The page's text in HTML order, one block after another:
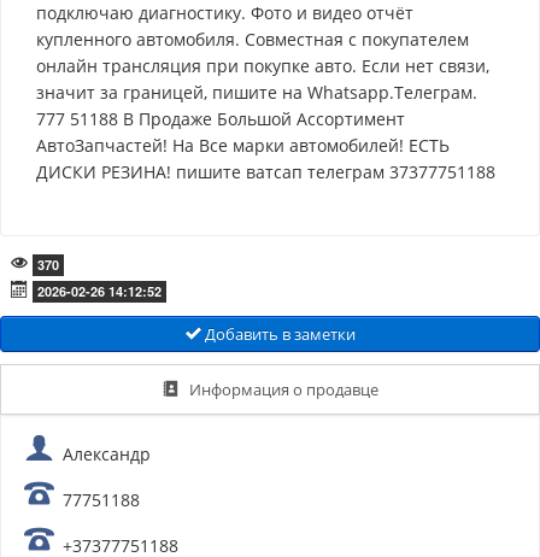
подключаю диагностику. Фото и видео отчёт
купленного автомобиля. Совместная с покупателем
онлайн трансляция при покупке авто. Если нет связи,
значит за границей, пишите на Whatsapp.Телеграм.
777 51188 В Продаже Большой Ассортимент
АвтоЗапчастей! На Все марки автомобилей! ЕСТЬ
ДИСКИ РЕЗИНА! пишите ватсап телеграм 37377751188
370
2026-02-26 14:12:52
Добавить в заметки
Информация о продавце
Александр
77751188
+37377751188